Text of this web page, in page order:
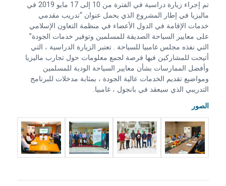
تم إجراء زيارة دراسية في الفترة من 10 إلى 17 مايو 2019 في
ماليزيا في إطار المشروع الذي يحمل عنوان “تدريب مقدمي
خدمات الإقامة في الدول الأعضاء في منظمة التعاون الإسلامي
على معايير السياحة الصديقة للمسلمين وتوفير خدمات الجودة”
التي نفذه مجلس غامبيا للسياحة . تعتبر الزيارة الدراسية ، التي
أتيحت للمشاركين فيها فرصة لجمع معلومات حول تجارب ماليزيا
وأفضل الممارسات بشأن معايير السياحة الودية للمسلمين
ومواضيع تقديم الخدمات عالية الجودة ، بمثابة مدخلات للبرنامج
التدريبي الذي سيعقد في بانجول ، غامبيا.
الصور